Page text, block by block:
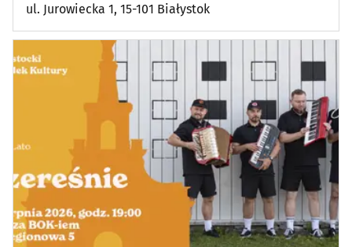
Plenerowe, festyny (13)
Dla dzieci
(8)
Wykłady, pokazy, imprezy okolicznościowe (13)
Poza Białymstokiem (1)
ul. Jurowiecka 1, 15-101 Białystok